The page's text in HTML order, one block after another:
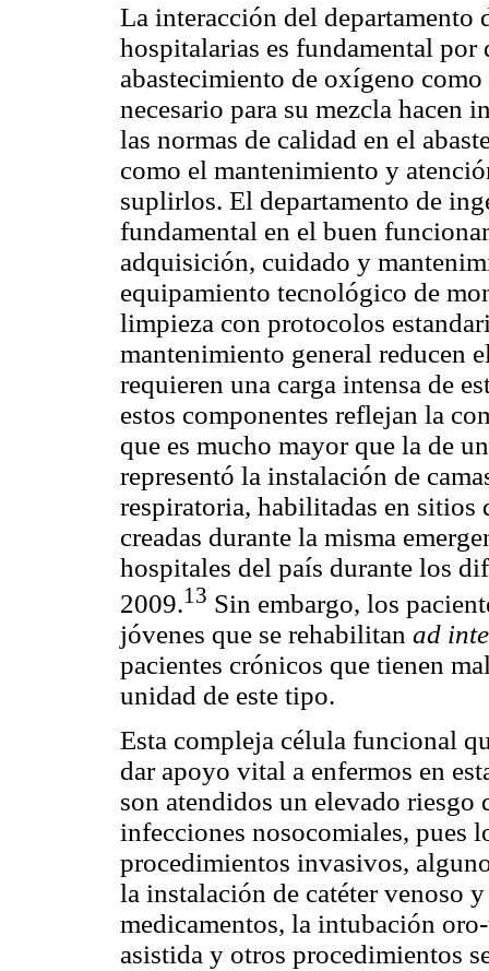
La interacción del departamento
hospitalarias es fundamental por
abastecimiento de oxígeno
necesario para su mezcla hacen
las normas de calidad en el
como el mantenimiento y
suplirlos. El departamento de
fundamental en el buen
adquisición, cuidado y
equipamiento tecnológico de
limpieza con protocolos
mantenimiento general reducen
requieren una carga intensa de
estos componentes reflejan la
que es mucho mayor que la de
representó la instalación de
respiratoria, habilitadas en
creadas durante la misma
hospitales del país durante los
2009.13 Sin embargo, los
jóvenes que se rehabilitan ad
pacientes crónicos que tienen
unidad de este tipo.
Esta compleja célula funcional
dar apoyo vital a enfermos en
son atendidos un elevado
infecciones nosocomiales, pues
procedimientos invasivos,
la instalación de catéter venoso
medicamentos, la intubación
asistida y otros procedimientos